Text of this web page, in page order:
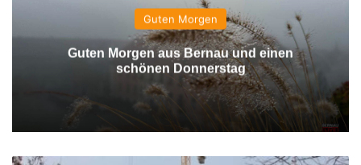
Guten Morgen
Guten Morgen aus Bernau und einen
schönen Donnerstag